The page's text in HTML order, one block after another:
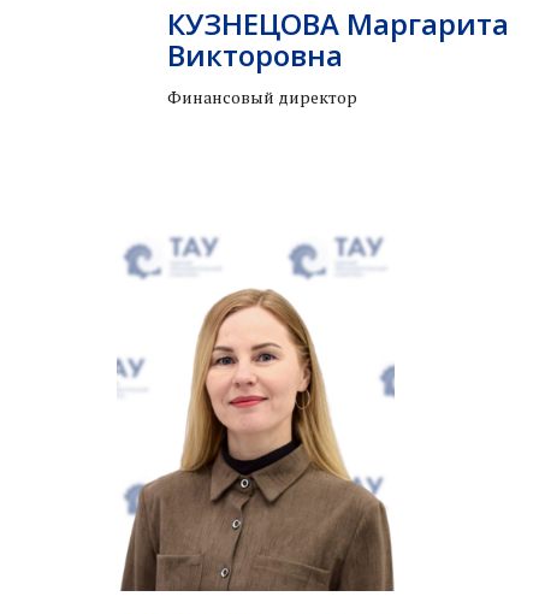
КУЗНЕЦОВА Маргарита
Викторовна
Финансовый директор